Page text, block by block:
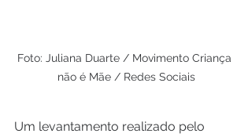
Foto: Juliana Duarte / Movimento Criança
não é Mãe / Redes Sociais
Um levantamento realizado pelo